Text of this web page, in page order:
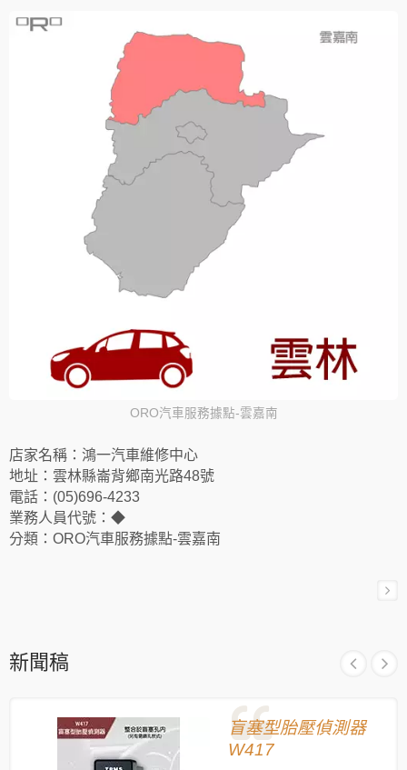
ORO汽車服務據點-雲嘉南
店家名稱：鴻一汽車維修中心
地址：雲林縣崙背鄉南光路48號
電話：(05)696-4233
業務人員代號：◆
分類：ORO汽車服務據點-雲嘉南
新聞稿
盲塞型胎壓偵測器
W417